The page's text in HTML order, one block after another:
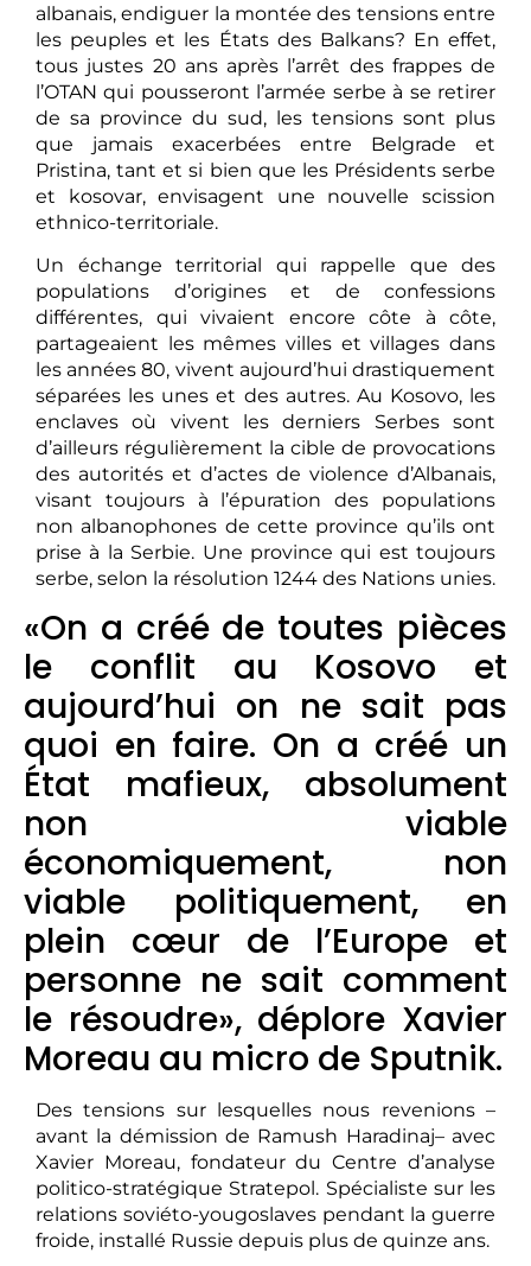
albanais, endiguer la montée des tensions entre
les peuples et les États des Balkans? En effet,
tous justes 20 ans après l’arrêt des frappes de
l’OTAN qui pousseront l’armée serbe à se retirer
de sa province du sud, les tensions sont plus
que jamais exacerbées entre Belgrade et
Pristina, tant et si bien que les Présidents serbe
et kosovar, envisagent une nouvelle scission
ethnico-territoriale.
Un échange territorial qui rappelle que des
populations d’origines et de confessions
différentes, qui vivaient encore côte à côte,
partageaient les mêmes villes et villages dans
les années 80, vivent aujourd’hui drastiquement
séparées les unes et des autres. Au Kosovo, les
enclaves où vivent les derniers Serbes sont
d’ailleurs régulièrement la cible de provocations
des autorités et d’actes de violence d’Albanais,
visant toujours à l’épuration des populations
non albanophones de cette province qu’ils ont
prise à la Serbie. Une province qui est toujours
serbe, selon la résolution 1244 des Nations unies.
«On a créé de toutes pièces
le conflit au Kosovo et
aujourd’hui on ne sait pas
quoi en faire. On a créé un
État mafieux, absolument
non viable
économiquement, non
viable politiquement, en
plein cœur de l’Europe et
personne ne sait comment
le résoudre», déplore Xavier
Moreau au micro de Sputnik.
Des tensions sur lesquelles nous revenions –
avant la démission de Ramush Haradinaj– avec
Xavier Moreau, fondateur du Centre d’analyse
politico-stratégique Stratepol. Spécialiste sur les
relations soviéto-yougoslaves pendant la guerre
froide, installé Russie depuis plus de quinze ans.